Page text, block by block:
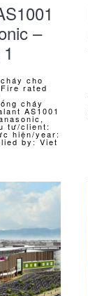
–
cho
rated
cháy
AS1001
tư/client:
hiện/year:
by: Viet